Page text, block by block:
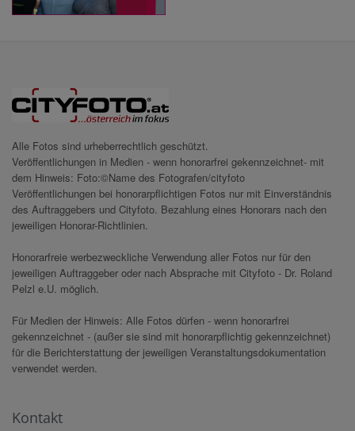
Alle Fotos sind urheberrechtlich geschützt.
Veröffentlichungen in Medien - wenn honorarfrei gekennzeichnet- mit
dem Hinweis: Foto:©Name des Fotografen/cityfoto
Veröffentlichungen bei honorarpflichtigen Fotos nur mit Einverständnis
des Auftraggebers und Cityfoto. Bezahlung eines Honorars nach den
jeweiligen Honorar-Richtlinien.
Honorarfreie werbezweckliche Verwendung aller Fotos nur für den
jeweiligen Auftraggeber oder nach Absprache mit Cityfoto - Dr. Roland
Pelzl e.U. möglich.
Für Medien der Hinweis: Alle Fotos dürfen - wenn honorarfrei
gekennzeichnet - (außer sie sind mit honorarpflichtig gekennzeichnet)
für die Berichterstattung der jeweiligen Veranstaltungsdokumentation
verwendet werden.
Kontakt